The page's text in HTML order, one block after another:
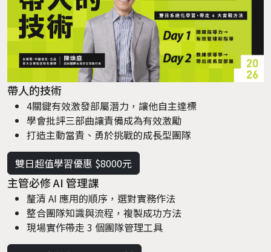
帶人的技術
4關鍵有效激發部屬潛力，讓他自主達標
學會批評三部曲讓責備成為有效激勵
打造主動當責、勇於挑戰的成長型團隊
雙日超值學習優惠 $8000元
主管必修 AI 管理課
釐清 AI 應用的順序，選對實務作法
整合團隊知識與流程，複製成功方法
現場實作帶走 3 個團隊管理工具